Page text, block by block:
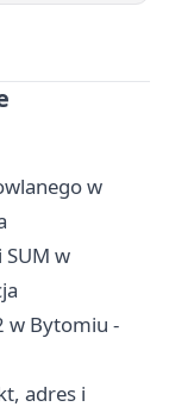
w
w
w Bytomiu -
adres i